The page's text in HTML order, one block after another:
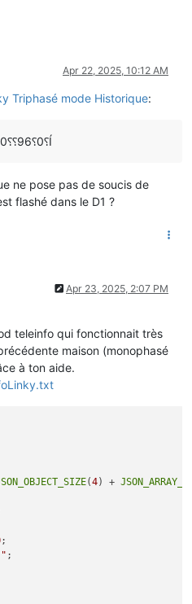
Apr 22, 2025, 10:12 AM
Triphasé mode Historique:
ne pose pas de soucis de
flashé dans le D1 ?
Apr 23, 2025, 2:07 PM
teleinfo qui fonctionnait très
maison (monophasé
à ton aide.
(4) +
;
;